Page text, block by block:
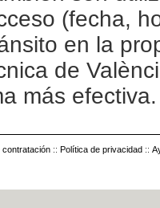
(fecha,
en la
de
más efectiva.
contratación :: Política de privacidad ::